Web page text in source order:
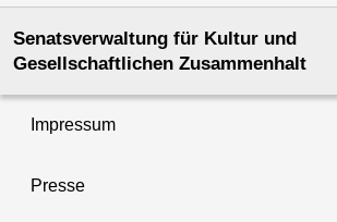
Senatsverwaltung für Kultur und
Gesellschaftlichen Zusammenhalt
Impressum
Presse